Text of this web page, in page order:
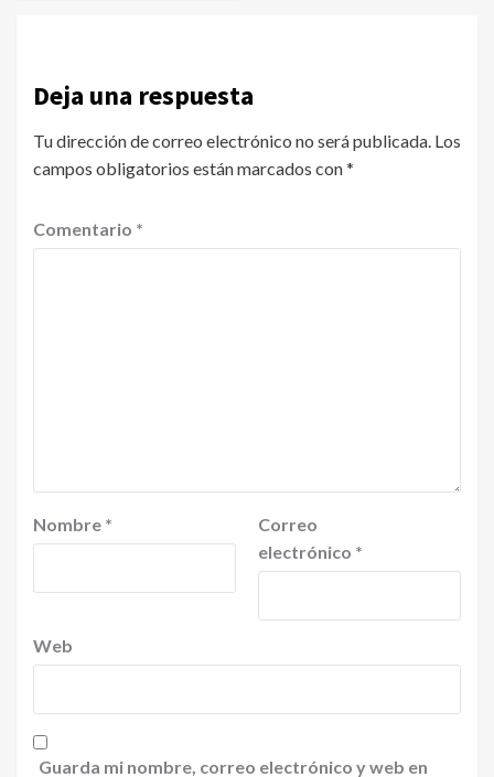
Deja una respuesta
Tu dirección de correo electrónico no será publicada. Los
campos obligatorios están marcados con*
Comentario *
Nombre *
Correo
electrónico *
Web
Guarda mi nombre, correo electrónico y web en